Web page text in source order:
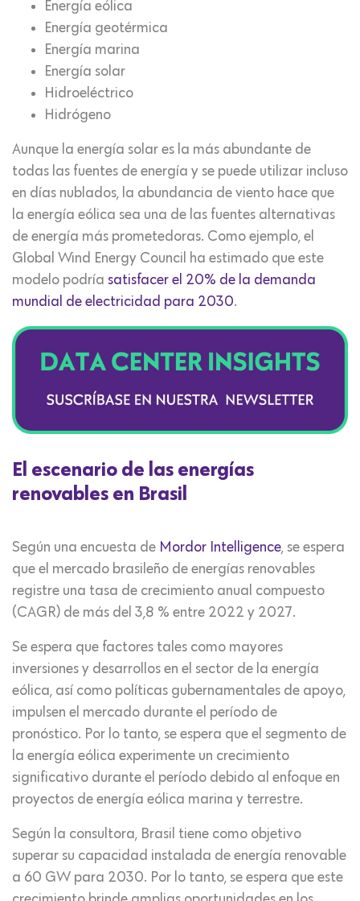
Energía eólica
Energía geotérmica
Energía marina
Energía solar
Hidroeléctrico
Hidrógeno
Aunque la energía solar es la más abundante de
todas las fuentes de energía y se puede utilizar incluso
en días nublados, la abundancia de viento hace que
la energía eólica sea una de las fuentes alternativas
de energía más prometedoras. Como ejemplo, el
Global Wind Energy Council ha estimado que este
modelo podría satisfacer el 20% de la demanda
mundial de electricidad para 2030.
El escenario de las energías
renovables en Brasil
Según una encuesta de Mordor Intelligence , se espera
que el mercado brasileño de energías renovables
registre una tasa de crecimiento anual compuesto
(CAGR) de más del 3,8 % entre 2022 y 2027.
Se espera que factores tales como mayores
inversiones y desarrollos en el sector de la energía
eólica, así como políticas gubernamentales de apoyo,
impulsen el mercado durante el período de
pronóstico. Por lo tanto, se espera que el segmento de
la energía eólica experimente un crecimiento
significativo durante el período debido al enfoque en
proyectos de energía eólica marina y terrestre.
Según la consultora, Brasil tiene como objetivo
superar su capacidad instalada de energía renovable
a 60 GW para 2030. Por lo tanto, se espera que este